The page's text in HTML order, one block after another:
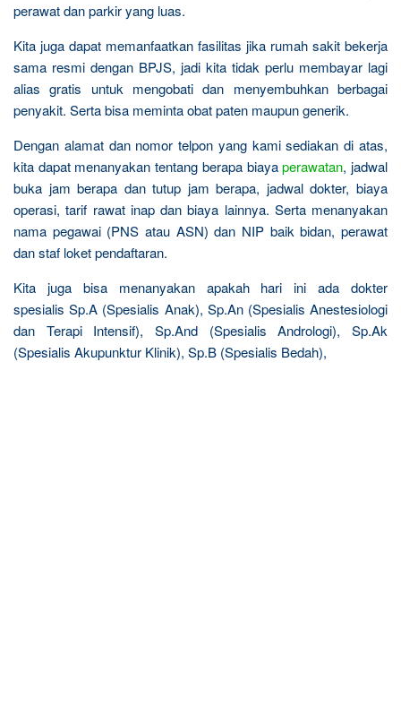
perawat dan parkir yang luas.
Kita juga dapat memanfaatkan fasilitas jika rumah sakit bekerja
sama resmi dengan BPJS, jadi kita tidak perlu membayar lagi
alias gratis untuk mengobati dan menyembuhkan berbagai
penyakit. Serta bisa meminta obat paten maupun generik.
Dengan alamat dan nomor telpon yang kami sediakan di atas,
kita dapat menanyakan tentang berapa biayaperawatan, jadwal
buka jam berapa dan tutup jam berapa, jadwal dokter, biaya
operasi, tarif rawat inap dan biaya lainnya. Serta menanyakan
nama pegawai (PNS atau ASN) dan NIP baik bidan, perawat
dan staf loket pendaftaran.
Kita juga bisa menanyakan apakah hari ini ada dokter
spesialis Sp.A (Spesialis Anak), Sp.An (Spesialis Anestesiologi
dan Terapi Intensif), Sp.And (Spesialis Andrologi), Sp.Ak
(Spesialis Akupunktur Klinik), Sp.B (Spesialis Bedah),